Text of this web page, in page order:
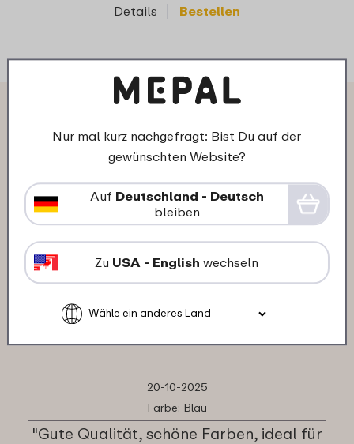
Details Bestellen
Fruchtbox Campus 300 ml:
16-11-2025
"Optisch schön, sehr gute Qualität
könnte nur etwas größer sein ."
20-10-2025
Farbe: Blau
"Gute Qualität, schöne Farben, ideal für
Nur mal kurz nachgefragt: Bist Du auf der
gewünschten Website?
Auf Deutschland - Deutsch
bleiben
Zu USA - English wechseln